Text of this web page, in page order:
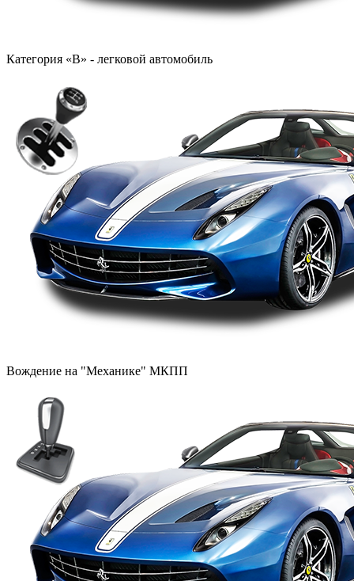
Категория «B» - легковой автомобиль
Вождение на "Механике" МКПП